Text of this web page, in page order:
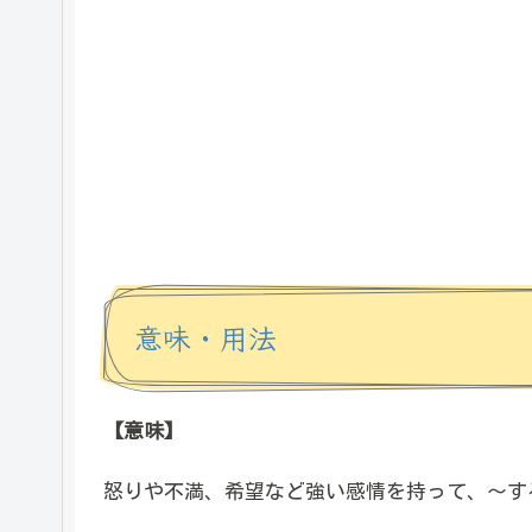
意味・用法
【意味】
怒りや不満、希望など強い感情を持って、～す